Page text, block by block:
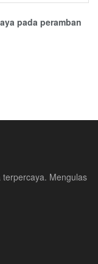
pada peramban
Mengulas